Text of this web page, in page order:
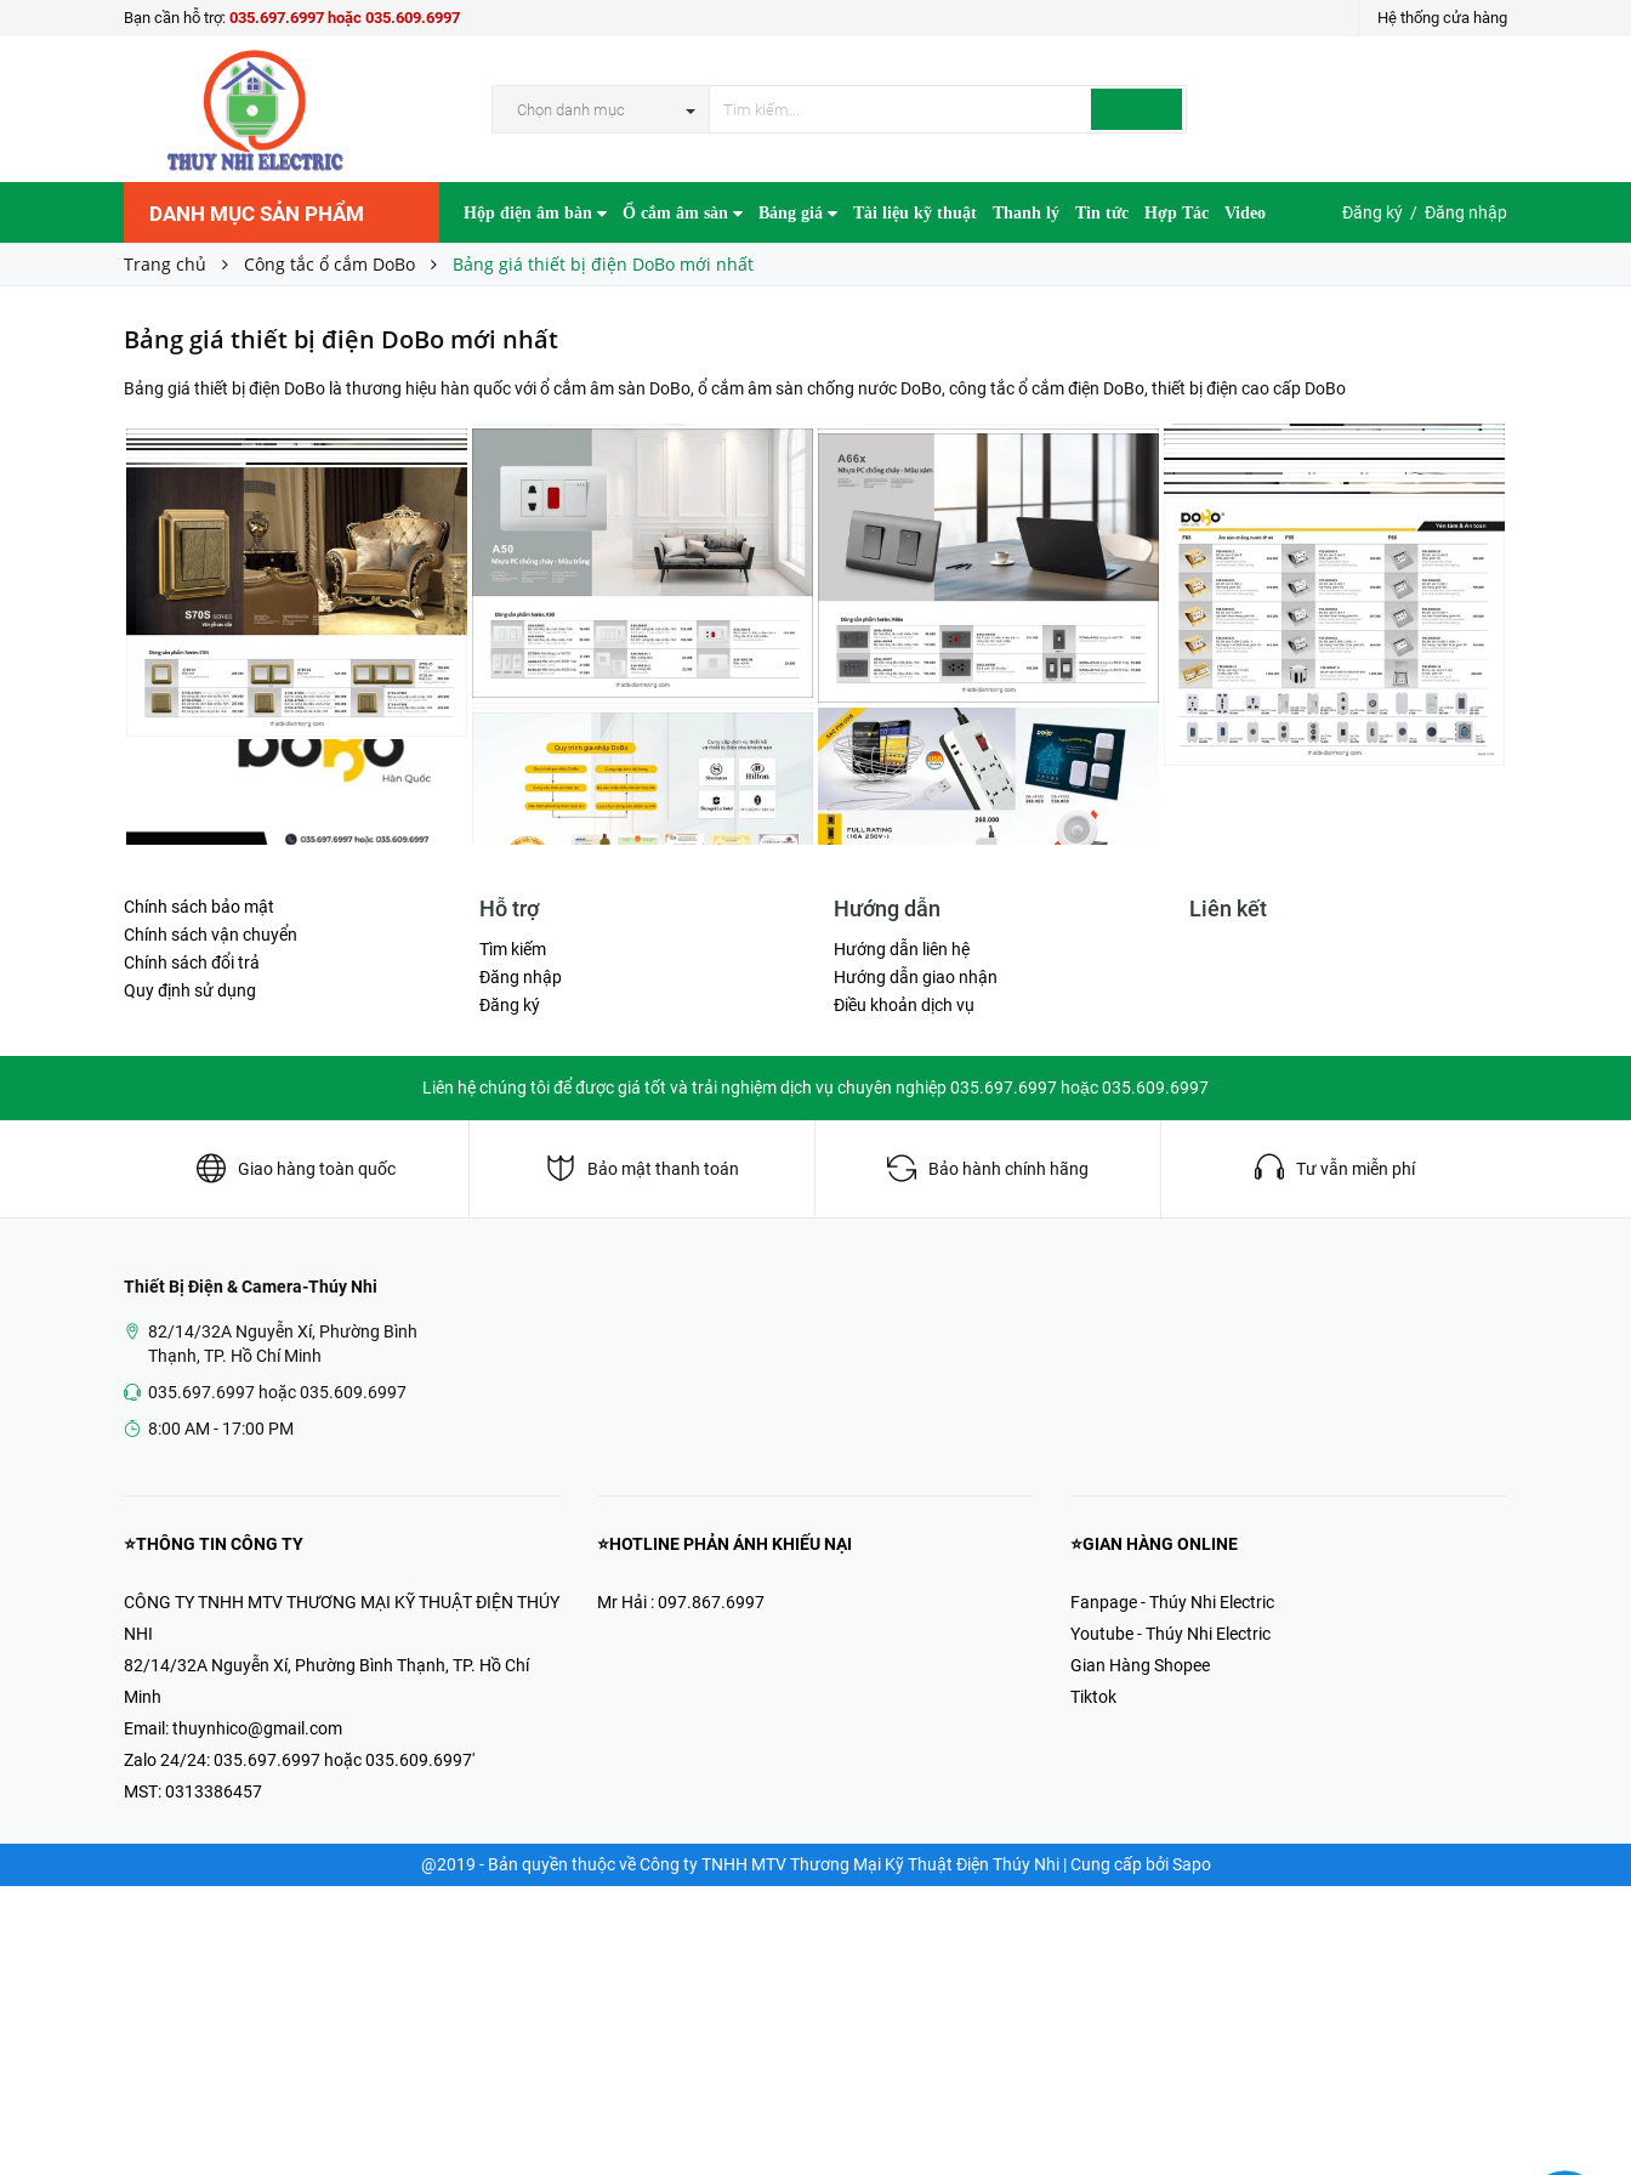
Bạn cần hỗ trợ: 035.697.6997 hoặc 035.609.6997 Hệ thống cửa hàng
Chọn danh mục
DANH MỤC SẢN PHẨM Hộp điện âm bàn Ổ cắm âm sàn Bảng giá Tài liệu kỹ thuật Thanh lý Tin tức Hợp Tác Video Đăng ký / Đăng nhập
Trang chủ Công tắc ổ cắm DoBo Bảng giá thiết bị điện DoBo mới nhất
Bảng giá thiết bị điện DoBo mới nhất
Bảng giá thiết bị điện DoBo là thương hiệu hàn quốc với ổ cắm âm sàn DoBo, ổ cắm âm sàn chống nước DoBo, công tắc ổ cắm điện DoBo, thiết bị điện cao cấp DoBo
Chính sách bảo mật
Chính sách vận chuyển
Chính sách đổi trả
Quy định sử dụng
Hỗ trợ
Tìm kiếm
Đăng nhập
Đăng ký
Hướng dẫn
Hướng dẫn liên hệ
Hướng dẫn giao nhận
Điều khoản dịch vụ
Liên kết
Liên hệ chúng tôi để được giá tốt và trải nghiệm dịch vụ chuyên nghiệp 035.697.6997 hoặc 035.609.6997
Giao hàng toàn quốc Bảo mật thanh toán Bảo hành chính hãng Tư vẫn miễn phí
Thiết Bị Điện & Camera-Thúy Nhi
82/14/32A Nguyễn Xí, Phường Bình
Thạnh, TP. Hồ Chí Minh